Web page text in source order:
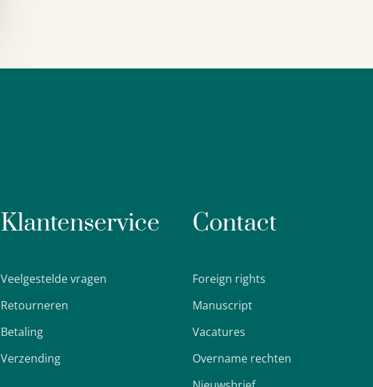
Klantenservice
Veelgestelde vragen
Retourneren
Betaling
Verzending
Contact
Foreign rights
Manuscript
Vacatures
Overname rechten